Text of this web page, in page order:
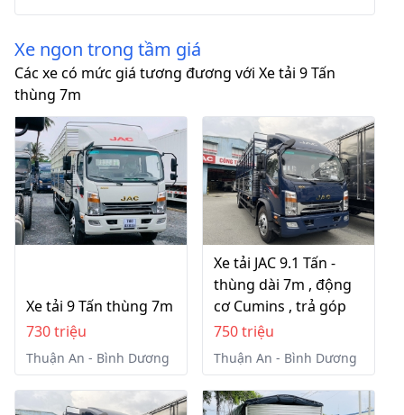
Xe ngon trong tầm giá
Các xe có mức giá tương đương với Xe tải 9 Tấn
thùng 7m
Xe tải 9 Tấn thùng 7m
730 triệu
Thuận An - Bình Dương
Xe tải JAC 9.1 Tấn -
thùng dài 7m , động
cơ Cumins , trả góp
750 triệu
Thuận An - Bình Dương